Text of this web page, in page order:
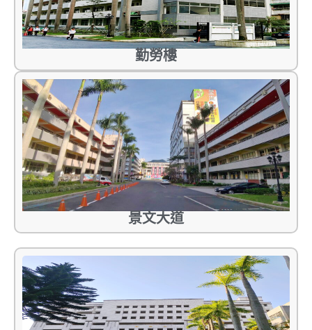
勤勞樓
景文大道